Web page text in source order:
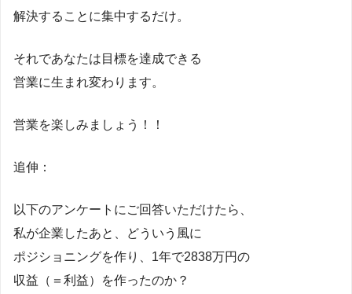
解決することに集中するだけ。
それであなたは目標を達成できる
営業に生まれ変わります。
営業を楽しみましょう！！
追伸：
以下のアンケートにご回答いただけたら、
私が企業したあと、どういう風に
ポジショニングを作り、1年で2838万円の
収益（＝利益）を作ったのか？